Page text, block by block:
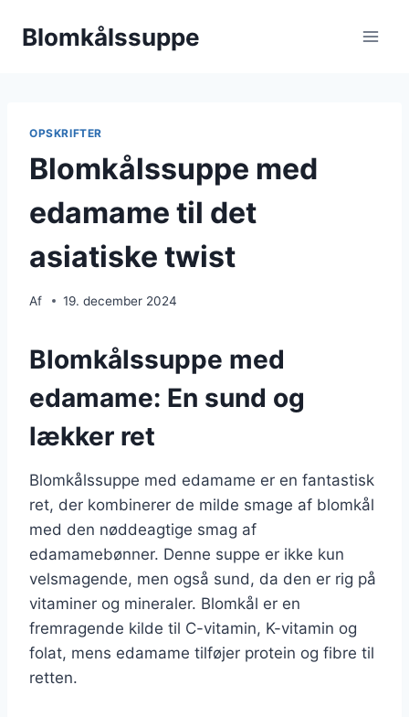
Blomkålssuppe
OPSKRIFTER
Blomkålssuppe med
edamame til det
asiatiske twist
Af 19. december 2024
Blomkålssuppe med
edamame: En sund og
lækker ret
Blomkålssuppe med edamame er en fantastisk
ret, der kombinerer de milde smage af blomkål
med den nøddeagtige smag af
edamamebønner. Denne suppe er ikke kun
velsmagende, men også sund, da den er rig på
vitaminer og mineraler. Blomkål er en
fremragende kilde til C-vitamin, K-vitamin og
folat, mens edamame tilføjer protein og fibre til
retten.